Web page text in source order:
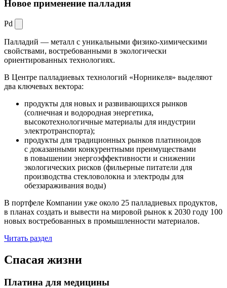
Новое применение палладия
Pd
Палладий — металл с уникальными физико-химическими
свойствами, востребованными в экологически
ориентированных технологиях.
В Центре палладиевых технологий «Норникеля» выделяют
два ключевых вектора:
продукты для новых и развивающихся рынков
(солнечная и водородная энергетика,
высокотехнологичные материалы для индустрии
электротранспорта);
продукты для традиционных рынков платиноидов
с доказанными конкурентными преимуществами
в повышении энергоэффективности и снижении
экологических рисков (фильерные питатели для
производства стекловолокна и электроды для
обеззараживания воды)
В портфеле Компании уже около 25 палладиевых продуктов,
в планах создать и вывести на мировой рынок к 2030 году 100
новых востребованных в промышленности материалов.
Читать раздел
Спасая жизни
Платина для медицины